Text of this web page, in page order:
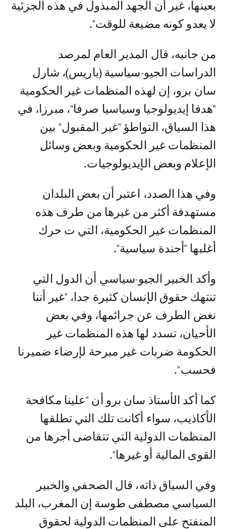
بعينها، غير أن الجهد المبذول في هذه الجزئية
لا يعدو كونه مضيعة للوقت".
من جانبه، قال المدير العام لمرصد
الدراسات الجيو-سياسية (باريس)، شارل
سان برو، إن لهذه المنظمات غير الحكومية
"هدفا إيديولوجيا وسياسيا صرفا"، مبرزا، في
هذا السياق، التواطؤ "غير المقبول" بين
المنظمات غير الحكومية وبعض وسائل
الإعلام وبعض الإيديولوجيات.
وفي هذا الصدد، اعتبر أن بعض البلدان
مستهدفة أكثر من غيرها من طرف هذه
المنظمات غير الحكومية، التي ت حرك
أغلبها "أجندة سياسية".
وأكد الخبير الجيو-سياسي أن الدول التي
تنتهك حقوق الإنسان كثيرة جدا، "غير أننا
نغض الطرف عن جرائمها، وفي بعض
الأحيان، تسدد لها هذه المنظمات غير
الحكومة ضربات غير مبرحة لإرضاء ضميرنا
فحسب".
كما أكد الأستاذ سان برو أن "علينا مكافحة
الأكاذيب، سواء أكانت تلك التي تطلقها
المنظمات الدولية التي تتقاضى أجرها من
القوى المالية أو غيرها".
وفي السياق ذاته، قال الصحفي والخبير
السياسي مصطفى طوسة إن المغرب، البلد
المنفتح على المنظمات الدولية لحقوق